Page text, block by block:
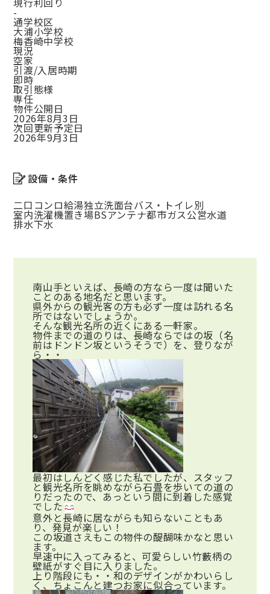
-
通学校区
大浦小学校
梅香崎中学校
現況
空家
引渡/入居時期
即時
取引態様
専任
物件公開日
2026年8月3日
次回更新予定日
2026年9月3日
設備・条件
二口コンロ給湯独立洗面台バス・トイレ別
室内洗濯機置き場BSアンテナ都市ガス公営水道
排水下水
南山手といえば、長崎の方なら一度は聞いた
ことのある地名だと思います。
県外からの観光客の方も必ず一度は訪れる名
所ではないでしょうか。
そんな観光名所の近くにある一軒家。
物件までの道のりは、長崎ならではの坂（名
前はドンドン坂というそうで）を、登りなが
ら・・
最初はしんどく感じた私でしたが、スタッフ
と観光名所を眺めながら石畳を歩いての道の
りだったので、あっという間に到着した感覚
でした
意外と長崎に居ながらも知らないこともあ
り、発見が楽しい！
この坂道さえもこの物件の醍醐味かなと思い
ます。
早速中に入ってみると、可愛らしい竹藪柄の
壁紙がすぐ目に入りました。
上り階段にも・・和のデザインがかわいらし
く、ちょこんと建つお家に似合っています。